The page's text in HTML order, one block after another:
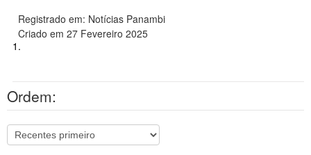
Registrado em: Notícias Panambi
Criado em 27 Fevereiro 2025
1.
Ordem: